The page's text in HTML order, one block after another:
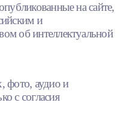
на сайте,
и
об интеллектуальной
фото, аудио и
с согласия